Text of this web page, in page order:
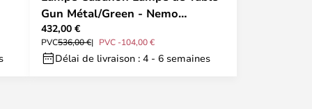
Gun Métal/Green - Nemo
Lighting
432,00 €
PVC536,00 € PVC -104,00 €
Délai de livraison : 4 - 6 semaines